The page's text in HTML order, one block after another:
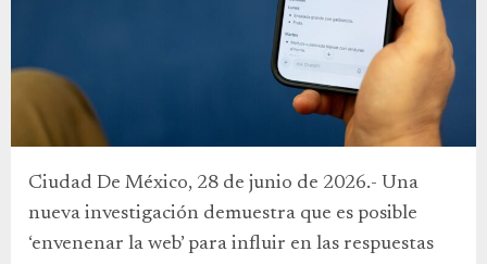
Ciudad De México, 28 de junio de 2026.- Una
nueva investigación demuestra que es posible
‘envenenar la web’ para influir en las respuestas